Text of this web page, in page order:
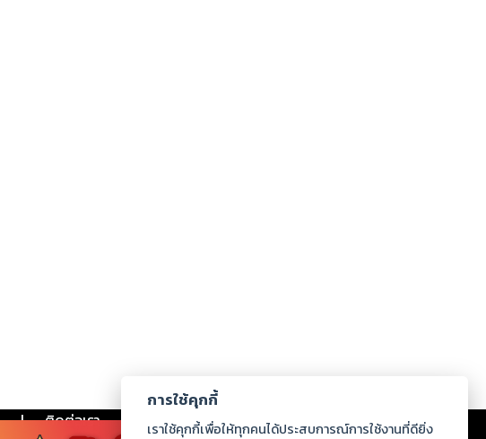
| ติดต่อเรา ร่วมงานกับเรา ดาวน์โหลด
การใช้คุกกี้
เราใช้คุกกี้เพื่อให้ทุกคนได้ประสบการณ์การใช้งานที่ดียิ่ง